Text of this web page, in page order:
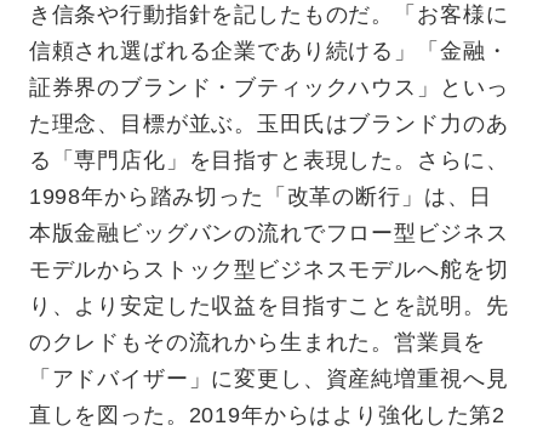
き信条や行動指針を記したものだ。「お客様に
信頼され選ばれる企業であり続ける」「金融・
証券界のブランド・ブティックハウス」といっ
た理念、目標が並ぶ。玉田氏はブランド力のあ
る「専門店化」を目指すと表現した。さらに、
1998年から踏み切った「改革の断行」は、日
本版金融ビッグバンの流れでフロー型ビジネス
モデルからストック型ビジネスモデルへ舵を切
り、より安定した収益を目指すことを説明。先
のクレドもその流れから生まれた。営業員を
「アドバイザー」に変更し、資産純増重視へ見
直しを図った。2019年からはより強化した第2